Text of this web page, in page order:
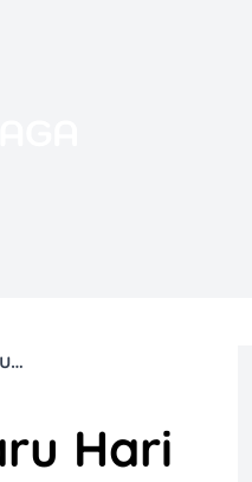
Kode Redeem Free Fire Terbaru Hari Ini, 19 Juni 2025 – Dapatkan Hadiah Keren Sekarang Juga!
Hari